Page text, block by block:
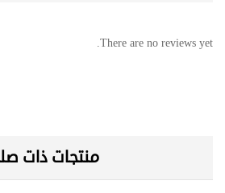
There are no reviews yet.
منتجات ذات